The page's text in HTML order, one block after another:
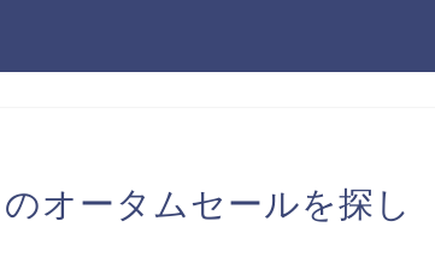
オータムセールを探し